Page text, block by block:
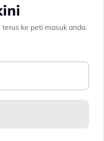
ke peti masuk anda.